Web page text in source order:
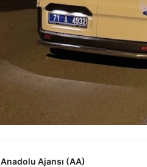
Anadolu Ajansı (AA)